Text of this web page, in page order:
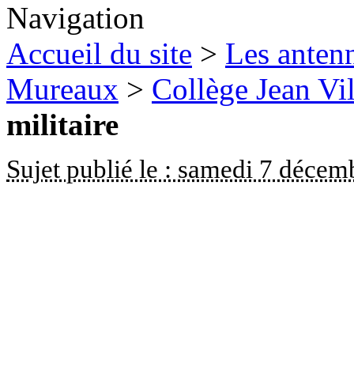
Navigation
Accueil du site > Les
Mureaux > Collège Jean
militaire
Sujet publié le : samedi 7